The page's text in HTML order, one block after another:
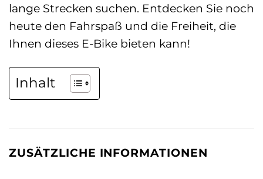
lange Strecken suchen. Entdecken Sie noch
heute den Fahrspaß und die Freiheit, die
Ihnen dieses E-Bike bieten kann!
Inhalt
ZUSÄTZLICHE INFORMATIONEN